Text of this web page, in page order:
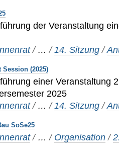
der Veranstaltung
/ …/14. Sitzung /
(2025)
einer Veranstaltung
2025
/ …/ 14. Sitzung /
SoSe25
/ …/ Organisation /